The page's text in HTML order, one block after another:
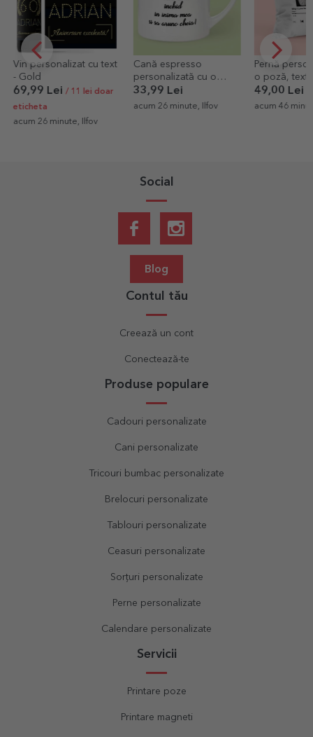
Vin personalizat cu text
- Gold
69,99 Lei / 11 lei doar
eticheta
acum 26 minute, Ilfov
Cană espresso
personalizată cu o
poză și text
33,99 Lei
acum 26 minute, Ilfov
Pernă
o poză, text
Melodia
49,00 Lei
acum 46
Social
Blog
Contul tău
Creează un cont
Conectează-te
Produse populare
Cadouri personalizate
Cani personalizate
Tricouri bumbac personalizate
Brelocuri personalizate
Tablouri personalizate
Ceasuri personalizate
Sorțuri personalizate
Perne personalizate
Calendare personalizate
Servicii
Printare poze
Printare magneti